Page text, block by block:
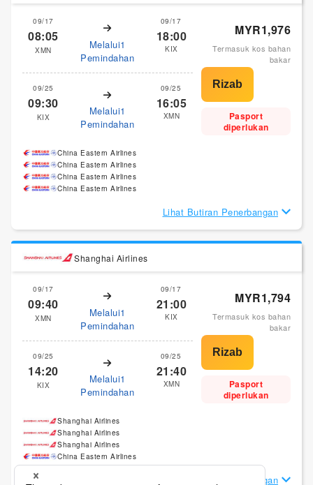
09/17
08:05
XMN
Melalui1
Pemindahan
09/17
18:00
KIX
09/25
09:30
KIX
Melalui1
Pemindahan
09/25
16:05
XMN
MYR1,976
Termasuk kos bahan
bakar
Pasport
diperlukan
China Eastern Airlines
China Eastern Airlines
China Eastern Airlines
China Eastern Airlines
Lihat Butiran Penerbangan
Shanghai Airlines
09/17
09:40
XMN
Melalui1
Pemindahan
09/17
21:00
KIX
09/25
14:20
KIX
Melalui1
Pemindahan
09/25
21:40
XMN
MYR1,794
Termasuk kos bahan
bakar
Pasport
diperlukan
Shanghai Airlines
Shanghai Airlines
Shanghai Airlines
China Eastern Airlines
Lihat Butiran Penerbangan